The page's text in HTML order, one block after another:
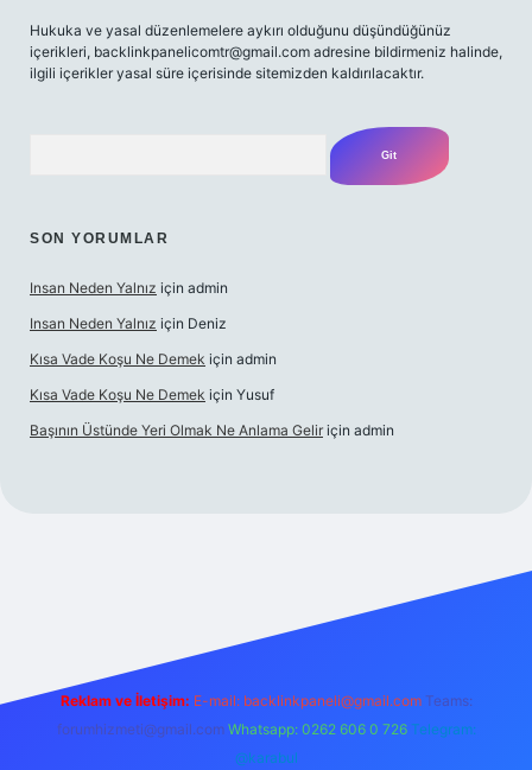
Hukuka ve yasal düzenlemelere aykırı olduğunu düşündüğünüz
içerikleri, backlinkpanelicomtr@gmail.com adresine bildirmeniz halinde,
ilgili içerikler yasal süre içerisinde sitemizden kaldırılacaktır.
SON YORUMLAR
Insan Neden Yalnız için admin
Insan Neden Yalnız için Deniz
Kısa Vade Koşu Ne Demek için admin
Kısa Vade Koşu Ne Demek için Yusuf
Başının Üstünde Yeri Olmak Ne Anlama Gelir için admin
Reklam ve İletişim: E-mail: backlinkpaneli@gmail.com Teams:
forumhizmeti@gmail.com Whatsapp: 0262 606 0 726 Telegram:
@karabul